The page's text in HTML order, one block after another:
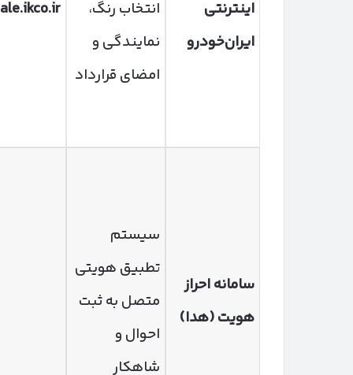
اینترنتی
ایران‌خودرو
انتخاب رنگ،
نمایندگی و
امضای قرارداد
سامانه احراز
هویت (هدا)
سیستم
تطبیق هویتی
متصل به ثبت
احوال و
شاهکار